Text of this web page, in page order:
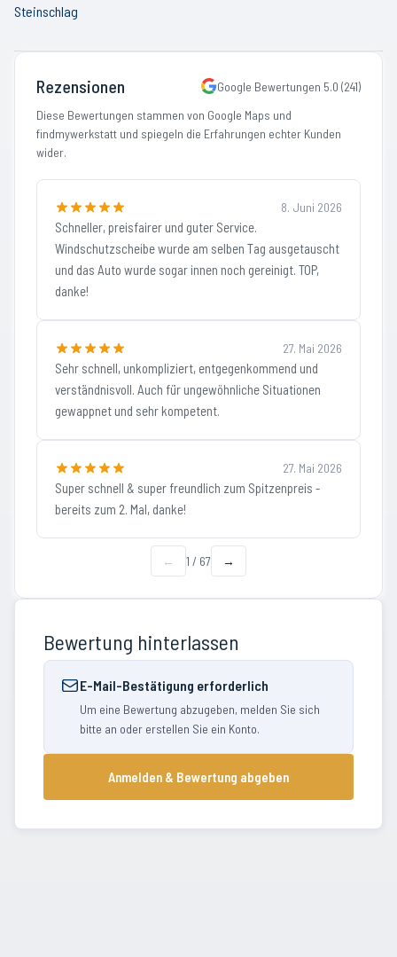
Steinschlag
Rezensionen Google Bewertungen 5.0 (241)
Diese Bewertungen stammen von Google Maps und
findmywerkstatt und spiegeln die Erfahrungen echter Kunden
wider.
8. Juni 2026
Schneller, preisfairer und guter Service.
Windschutzscheibe wurde am selben Tag ausgetauscht
und das Auto wurde sogar innen noch gereinigt. TOP,
danke!
27. Mai 2026
Sehr schnell, unkompliziert, entgegenkommend und
verständnisvoll. Auch für ungewöhnliche Situationen
gewappnet und sehr kompetent.
27. Mai 2026
Super schnell & super freundlich zum Spitzenpreis -
bereits zum 2. Mal, danke!
← 1 / 67 →
Bewertung hinterlassen
E-Mail-Bestätigung erforderlich
Um eine Bewertung abzugeben, melden Sie sich
bitte an oder erstellen Sie ein Konto.
Anmelden & Bewertung abgeben